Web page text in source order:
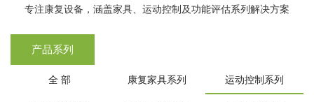
专注康复设备，涵盖家具、运动控制及功能评估系列解决方案
产品系列
全 部 康复家具系列 运动控制系列